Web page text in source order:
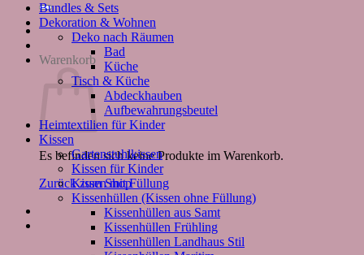
Warenkorb
Es befinden sich keine Produkte im Warenkorb.
Zurück zum Shop
Bundles & Sets
Dekoration & Wohnen
Deko nach Räumen
Bad
Küche
Tisch & Küche
Abdeckhauben
Aufbewahrungsbeutel
Heimtextilien für Kinder
Kissen
Gartenstuhlkissen
Kissen für Kinder
Kissen mit Füllung
Kissenhüllen (Kissen ohne Füllung)
Kissenhüllen aus Samt
Kissenhüllen Frühling
Kissenhüllen Landhaus Stil